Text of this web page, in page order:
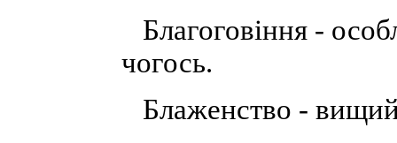
Благоговіння -
чогось.
Блаженство - вищий